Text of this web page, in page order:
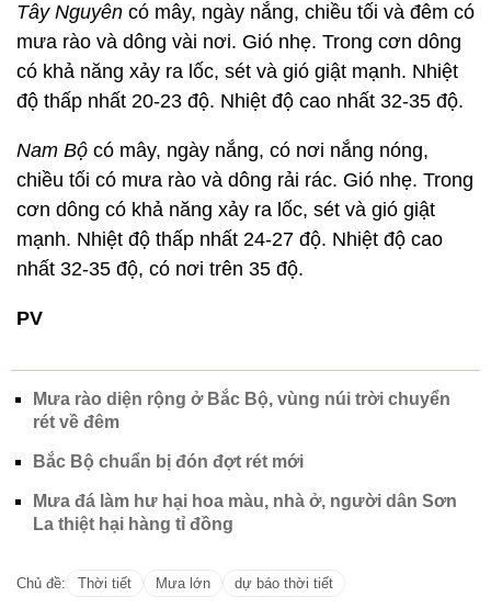
Tây Nguyên có mây, ngày nắng, chiều tối và đêm có
mưa rào và dông vài nơi. Gió nhẹ. Trong cơn dông
có khả năng xảy ra lốc, sét và gió giật mạnh. Nhiệt
độ thấp nhất 20-23 độ. Nhiệt độ cao nhất 32-35 độ.
Nam Bộ có mây, ngày nắng, có nơi nắng nóng,
chiều tối có mưa rào và dông rải rác. Gió nhẹ. Trong
cơn dông có khả năng xảy ra lốc, sét và gió giật
mạnh. Nhiệt độ thấp nhất 24-27 độ. Nhiệt độ cao
nhất 32-35 độ, có nơi trên 35 độ.
PV
Mưa rào diện rộng ở Bắc Bộ, vùng núi trời chuyển
rét về đêm
Bắc Bộ chuẩn bị đón đợt rét mới
Mưa đá làm hư hại hoa màu, nhà ở, người dân Sơn
La thiệt hại hàng tỉ đồng
Chủ đề: Thời tiết Mưa lớn dự báo thời tiết